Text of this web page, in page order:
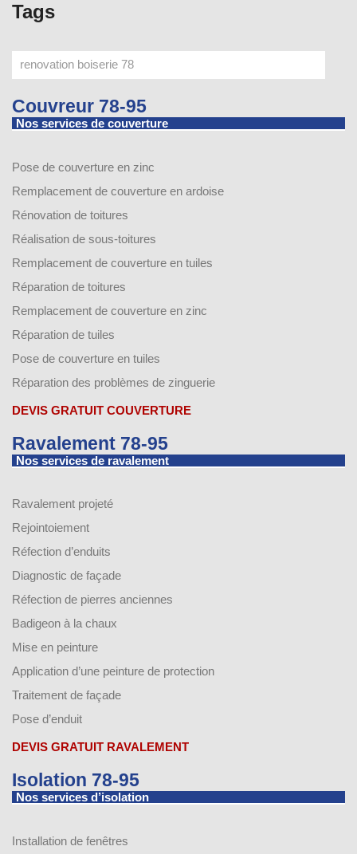
Tags
Couvreur 78-95
Nos services de couverture
Pose de couverture en zinc
Remplacement de couverture en ardoise
Rénovation de toitures
Réalisation de sous-toitures
Remplacement de couverture en tuiles
Réparation de toitures
Remplacement de couverture en zinc
Réparation de tuiles
Pose de couverture en tuiles
Réparation des problèmes de zinguerie
DEVIS GRATUIT COUVERTURE
Ravalement 78-95
Nos services de ravalement
Ravalement projeté
Rejointoiement
Réfection d’enduits
Diagnostic de façade
Réfection de pierres anciennes
Badigeon à la chaux
Mise en peinture
Application d’une peinture de protection
Traitement de façade
Pose d’enduit
DEVIS GRATUIT RAVALEMENT
Isolation 78-95
Nos services d’isolation
Installation de fenêtres